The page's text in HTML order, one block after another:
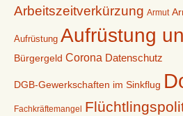
Arbeitszeitverkürzung Armut
Aufrüstung Aufrüstung
Bürgergeld Corona Datenschutz
DGB-Gewerkschaften im Sinkflug
Fachkräftemangel